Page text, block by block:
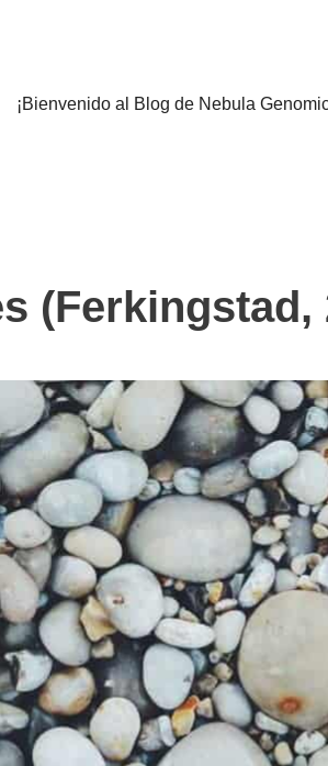
¡Bienvenido al Blog de Nebula
(Ferkingstad,